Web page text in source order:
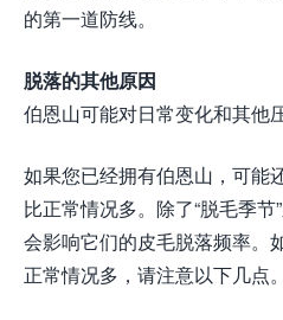
的第一道防线。
脱落的其他原因
伯恩山可能对日常变化和其他
如果您已经拥有伯恩山，可能
比正常情况多。除了“脱毛季
会影响它们的皮毛脱落频率。
正常情况多，请注意以下几点。